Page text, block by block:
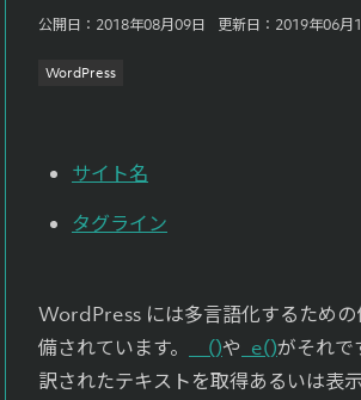
Blog
公開日：2018年08月09日 更新日：2019年06月
WordPress
サイト名
タグライン
WordPress には多言語化するための
備されています。
__()や _e()がそれで
訳されたテキストを取得あるいは表